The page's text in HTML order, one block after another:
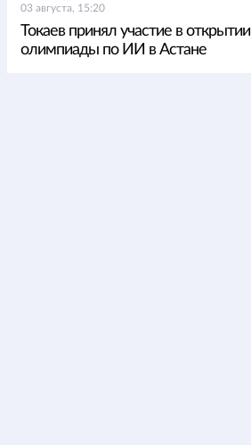
03 августа, 15:20
Токаев принял участие в
олимпиады по ИИ в Астане